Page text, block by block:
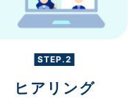
STEP.2
ヒアリング